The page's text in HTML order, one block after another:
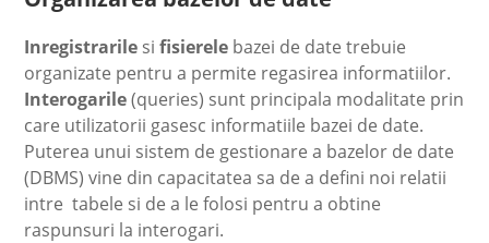
Inregistrarile si fisierele bazei de date trebuie
organizate pentru a permite regasirea informatiilor.
Interogarile(queries) sunt principala modalitate prin
care utilizatorii gasesc informatiile bazei de date.
Puterea unui sistem de gestionare a bazelor de date
(DBMS) vine din capacitatea sa de a defini noi relatii
intre tabele si de a le folosi pentru a obtine
raspunsuri la interogari.